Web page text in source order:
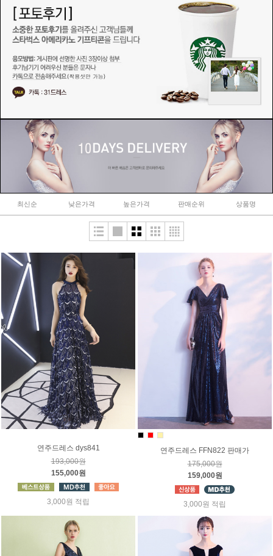
최신순 낮은가격 높은가격 판매순위 상품명
연주드레스 dys841
193,000원
155,000원
3,000원 적립
연주드레스 FFN822 판매가
175,000원
159,000원
3,000원 적립